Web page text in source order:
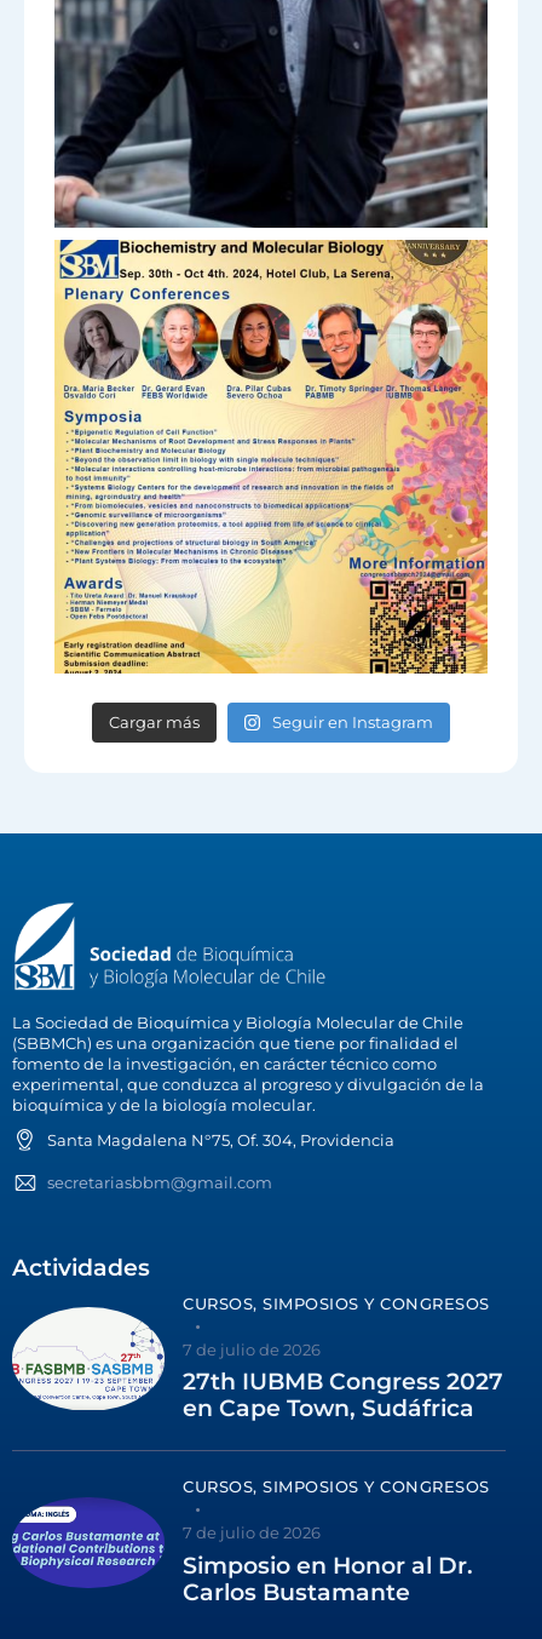
Cargar más Seguir en Instagram
La Sociedad de Bioquímica y Biología Molecular de Chile
(SBBMCh) es una organización que tiene por finalidad el
fomento de la investigación, en carácter técnico como
experimental, que conduzca al progreso y divulgación de la
bioquímica y de la biología molecular.
Santa Magdalena N°75, Of. 304, Providencia
secretariasbbm@gmail.com
Actividades
CURSOS, SIMPOSIOS Y CONGRESOS
7 de julio de 2026
27th IUBMB Congress 2027
en Cape Town, Sudáfrica
CURSOS, SIMPOSIOS Y CONGRESOS
7 de julio de 2026
Simposio en Honor al Dr.
Carlos Bustamante